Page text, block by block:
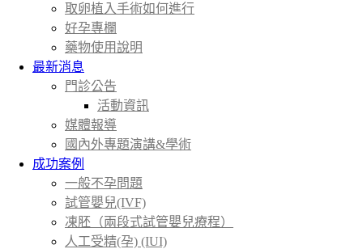
取卵植入手術如何進行
好孕專欄
藥物使用說明
最新消息
門診公告
活動資訊
媒體報導
國內外專題演講&學術
成功案例
一般不孕問題
試管嬰兒(IVF)
凍胚（兩段式試管嬰兒療程）
人工受精(孕) (IUI)